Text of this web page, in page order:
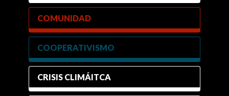
COMUNIDAD
COOPERATIVISMO
CRISIS CLIMÁITCA